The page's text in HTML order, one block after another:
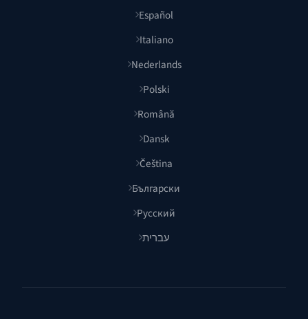
Español
Italiano
Nederlands
Polski
Română
Dansk
Čeština
Български
Русский
עברית